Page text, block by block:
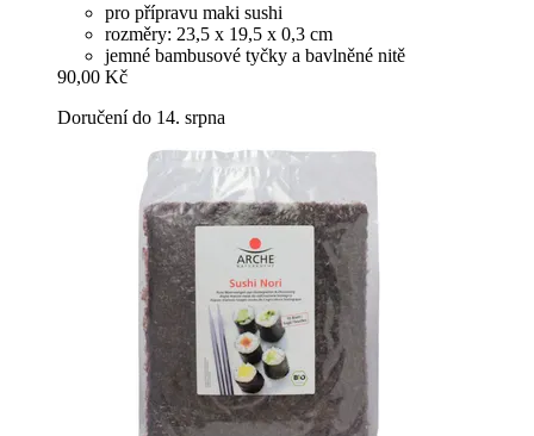
pro přípravu maki sushi
rozměry: 23,5 x 19,5 x 0,3 cm
jemné bambusové tyčky a bavlněné nitě
90,00 Kč
Doručení do 14. srpna